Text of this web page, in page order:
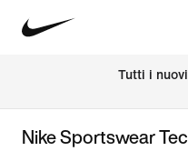
Tutti i
Nike Sportswear